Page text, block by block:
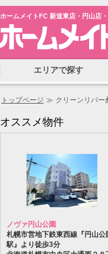
ホームメイトFC 新道東店・円山店
エリアで探す
トップページ ≫ クリーンリバ
オススメ物件
ノヴァ円山公園
札幌市営地下鉄東西線『円山公
駅』より徒歩3分